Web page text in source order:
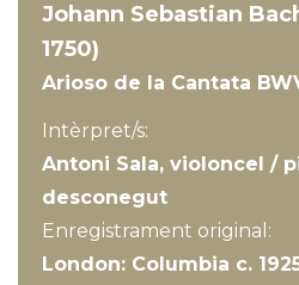
Johann Sebastian
1750)
Arioso de la Cantata
Intèrpret/s:
Antoni Sala, violoncel /
desconegut
Enregistrament original:
London: Columbia c.